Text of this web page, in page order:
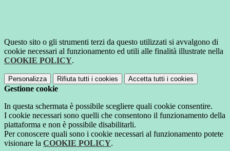
Questo sito o gli strumenti terzi da questo utilizzati si avvalgono di
cookie necessari al funzionamento ed utili alle finalità illustrate nella
COOKIE POLICY.
Personalizza Rifiuta tutti i cookies Accetta tutti i cookies
Gestione cookie
In questa schermata è possibile scegliere quali cookie consentire.
I cookie necessari sono quelli che consentono il funzionamento della
piattaforma e non è possibile disabilitarli.
Per conoscere quali sono i cookie necessari al funzionamento potete
visionare la COOKIE POLICY.